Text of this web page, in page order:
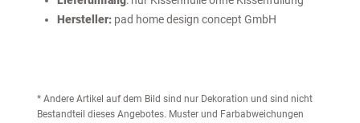
Hersteller: pad home design concept GmbH
* Andere Artikel auf dem Bild sind nur Dekoration und sind nicht
Bestandteil dieses Angebotes. Muster und Farbabweichungen